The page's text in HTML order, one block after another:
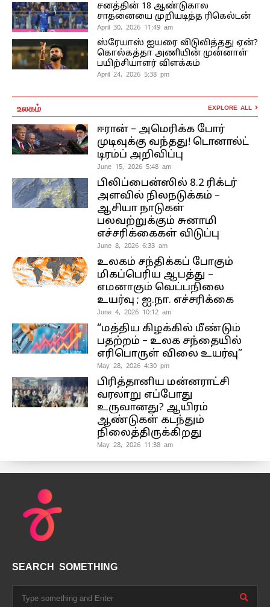
சனத்தின் 18 ஆண்டுகால
சாதனையை முறியடித்த ரிகெல்டன்
April 30, 2026 11:49 am
ஸ்ரேயாஸ் ஐயரை விடுவித்தது ஏன்?
கொல்கத்தா அணியின் முன்னாள்
பயிற்சியாளர் விளக்கம்
April 24, 2026 5:38 pm
உலகம் EXPLORE ALL
ஈரான் – அமெரிக்க போர்
முடிவுக்கு வந்தது! டொனால்ட்
டிரம்ப் அறிவிப்பு
June 15, 2026 5:48 am
பிலிப்பைன்ஸில் 8.2 ரிக்டர்
அளவில் நிலநடுக்கம் –
ஆசியா நாடுகள்
பலவற்றுக்கும் சுனாமி
எச்சரிக்கைகள் விடுப்பு
June 8, 2026 6:33 am
உலகம் சந்திக்கப் போகும்
மிகப்பெரிய ஆபத்து –
எமனாகும் வெப்பநிலை
உயர்வு ; ஐ.நா. எச்சரிக்கை
June 4, 2026 10:12 am
“மத்திய கிழக்கில் மீண்டும்
பதற்றம் – உலக சந்தையில்
எரிபொருள் விலை உயர்வு”
May 28, 2026 4:30 pm
பிரித்தானிய மன்னராட்சி
வரலாறு எப்போது
உருவானது? ஆயிரம்
ஆண்டுகள் கடந்தும்
நிலைத்திருக்கிறது
May 28, 2026 11:38 am
SEARCH SOMETHING